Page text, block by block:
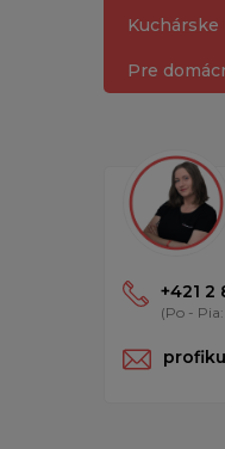
Pre
+421 2
(Po -